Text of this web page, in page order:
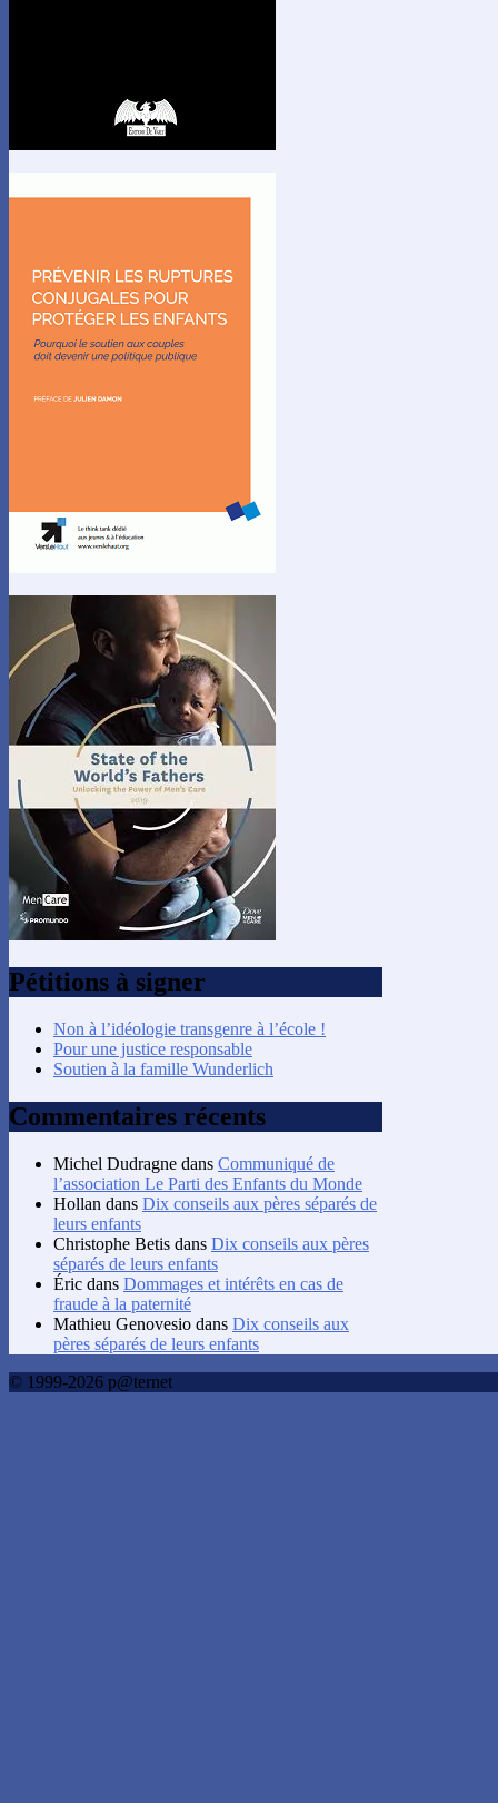
Pétitions à signer
Non à l’idéologie transgenre à l’école !
Pour une justice responsable
Soutien à la famille Wunderlich
Commentaires récents
Michel Dudragne dans Communiqué de
l’association Le Parti des Enfants du Monde
Hollan dans Dix conseils aux pères séparés de
leurs enfants
Christophe Betis dans Dix conseils aux pères
séparés de leurs enfants
Éric dans Dommages et intérêts en cas de
fraude à la paternité
Mathieu Genovesio dans Dix conseils aux
pères séparés de leurs enfants
© 1999-2026 p@ternet